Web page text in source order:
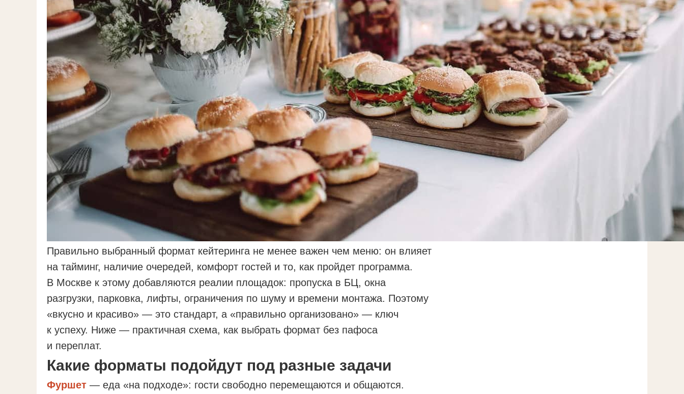
Правильно выбранный формат кейтеринга не менее важен чем меню: он влияет
на тайминг, наличие очередей, комфорт гостей и то, как пройдет программа.
В Москве к этому добавляются реалии площадок: пропуска в БЦ, окна
разгрузки, парковка, лифты, ограничения по шуму и времени монтажа. Поэтому
«вкусно и красиво» — это стандарт, а «правильно организовано» — ключ
к успеху. Ниже — практичная схема, как выбрать формат без пафоса
и переплат.
Какие форматы подойдут под разные задачи
Фуршет — еда «на подходе»: гости свободно перемещаются и общаются.